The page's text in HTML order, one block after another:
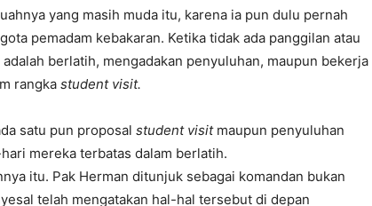
yang masih muda itu, karena ia pun dulu pernah
pemadam kebakaran. Ketika tidak ada panggilan atau
berlatih, mengadakan penyuluhan, maupun bekerja
rangka student visit.
satu pun proposal student visitmaupun penyuluhan
mereka terbatas dalam berlatih.
itu. Pak Herman ditunjuk sebagai komandan bukan
telah mengatakan hal-hal tersebut di depan